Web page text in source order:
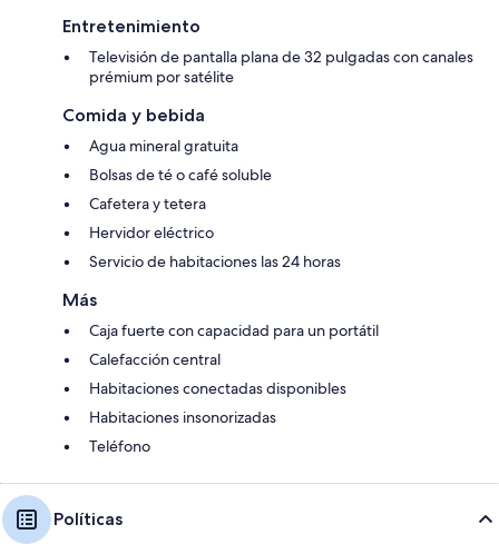
Entretenimiento
Televisión de pantalla plana de 32 pulgadas con canales
prémium por satélite
Comida y bebida
Agua mineral gratuita
Bolsas de té o café soluble
Cafetera y tetera
Hervidor eléctrico
Servicio de habitaciones las 24 horas
Más
Caja fuerte con capacidad para un portátil
Calefacción central
Habitaciones conectadas disponibles
Habitaciones insonorizadas
Teléfono
Políticas